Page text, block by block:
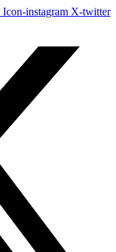
Icon-instagram X-twitter